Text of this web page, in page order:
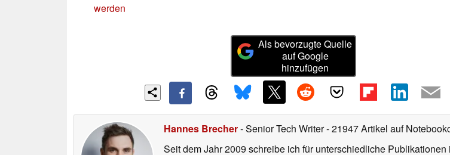
werden
Als bevorzugte Quelle
auf Google
hinzufügen
Hannes Brecher- Senior Tech Writer- 21947 Artikel auf
Seit dem Jahr 2009 schreibe ich für unterschiedliche